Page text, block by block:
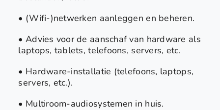
• (Wifi-)netwerken aanleggen en beheren.
• Advies voor de aanschaf van hardware als
laptops, tablets, telefoons, servers, etc.
• Hardware-installatie (telefoons, laptops,
servers, etc.).
• Multiroom-audiosystemen in huis.